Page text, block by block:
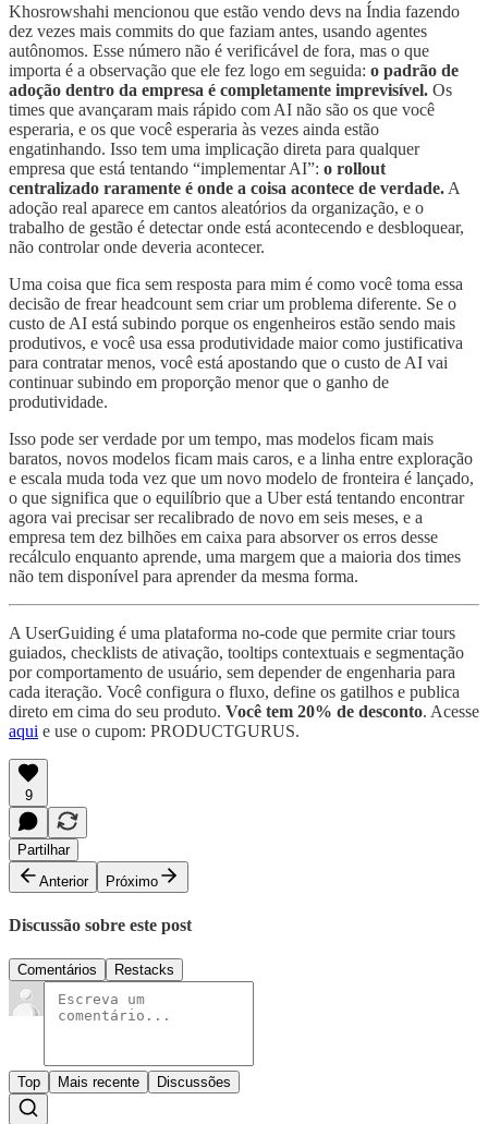
Khosrowshahi mencionou que estão vendo devs na Índia fazendo
dez vezes mais commits do que faziam antes, usando agentes
autônomos. Esse número não é verificável de fora, mas o que
importa é a observação que ele fez logo em seguida: o padrão de
adoção dentro da empresa é completamente imprevisível. Os
times que avançaram mais rápido com AI não são os que você
esperaria, e os que você esperaria às vezes ainda estão
engatinhando. Isso tem uma implicação direta para qualquer
empresa que está tentando “implementar AI”: o rollout
centralizado raramente é onde a coisa acontece de verdade. A
adoção real aparece em cantos aleatórios da organização, e o
trabalho de gestão é detectar onde está acontecendo e desbloquear,
não controlar onde deveria acontecer.
Uma coisa que fica sem resposta para mim é como você toma essa
decisão de frear headcount sem criar um problema diferente. Se o
custo de AI está subindo porque os engenheiros estão sendo mais
produtivos, e você usa essa produtividade maior como justificativa
para contratar menos, você está apostando que o custo de AI vai
continuar subindo em proporção menor que o ganho de
produtividade.
Isso pode ser verdade por um tempo, mas modelos ficam mais
baratos, novos modelos ficam mais caros, e a linha entre exploração
e escala muda toda vez que um novo modelo de fronteira é lançado,
o que significa que o equilíbrio que a Uber está tentando encontrar
agora vai precisar ser recalibrado de novo em seis meses, e a
empresa tem dez bilhões em caixa para absorver os erros desse
recálculo enquanto aprende, uma margem que a maioria dos times
não tem disponível para aprender da mesma forma.
A UserGuiding é uma plataforma no-code que permite criar tours
guiados, checklists de ativação, tooltips contextuais e segmentação
por comportamento de usuário, sem depender de engenharia para
cada iteração. Você configura o fluxo, define os gatilhos e publica
direto em cima do seu produto. Você tem 20% de desconto. Acesse
aqui e use o cupom: PRODUCTGURUS.
9
Partilhar
Anterior
Próximo
Discussão sobre este post
Comentários Restacks
Top Mais recente Discussões